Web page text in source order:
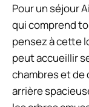
Pour un séjour
qui comprend
pensez à cette
peut accueillir
chambres et de
arrière